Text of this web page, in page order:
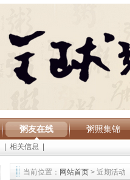
粥友在线 粥照集锦
相关信息
当前位置： 网站首页 > 近期活动